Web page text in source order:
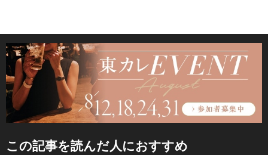
この記事を読んだ人におすすめ